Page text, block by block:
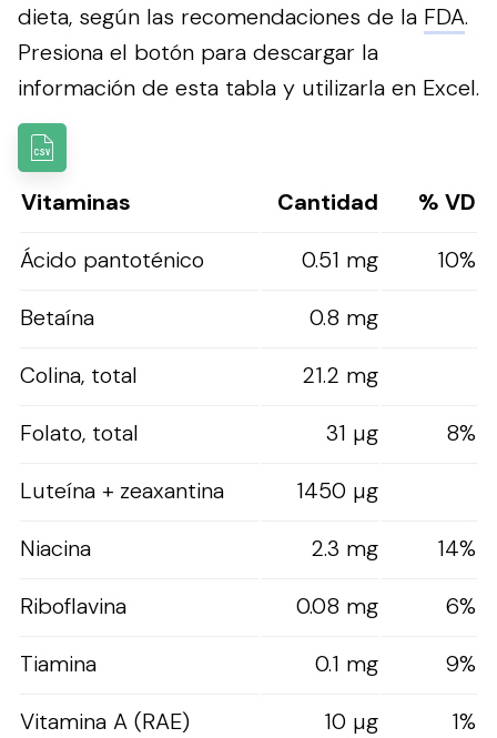
dieta, según las recomendaciones de la FDA.
Presiona el botón para descargar la
información de esta tabla y utilizarla en Excel.
Vitaminas Cantidad
% VD
Ácido pantoténico
0.51 mg
10%
Betaína
0.8 mg
Colina, total
21.2 mg
Folato, total
31 µg
8%
Luteína + zeaxantina
1450 µg
Niacina
2.3 mg
14%
Riboflavina
0.08 mg
6%
Tiamina
0.1 mg
9%
Vitamina A (RAE)
10 µg 1%